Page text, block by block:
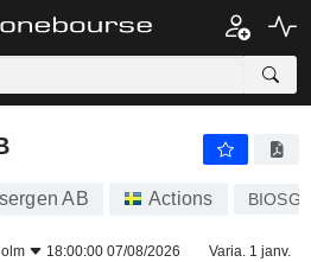
AB Actions
18:00:00 07/08/2026 Varia. 1 janv.